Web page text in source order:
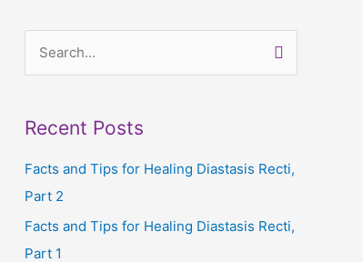
r
c
h
f
o
Recent Posts
Facts and Tips for Healing Diastasis Recti,
Part 2
Facts and Tips for Healing Diastasis Recti,
Part 1